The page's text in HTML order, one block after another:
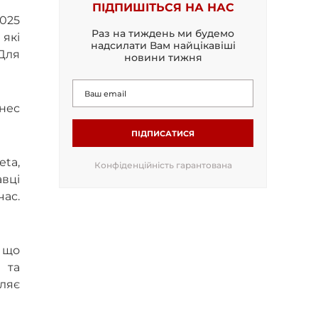
що
та
ПІДПИШІТЬСЯ НА НАС
Раз на тиждень ми будемо
надсилати Вам найцікавіші
новини тижня
ПІДПИСАТИСЯ
Конфіденційність гарантована